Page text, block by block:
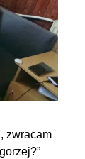
zwracam